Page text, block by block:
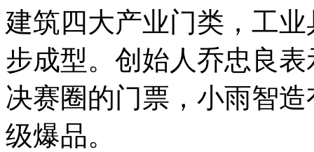
建筑四大产业门类，工
步成型。创始人乔忠良
决赛圈的门票，小雨智
级爆品。